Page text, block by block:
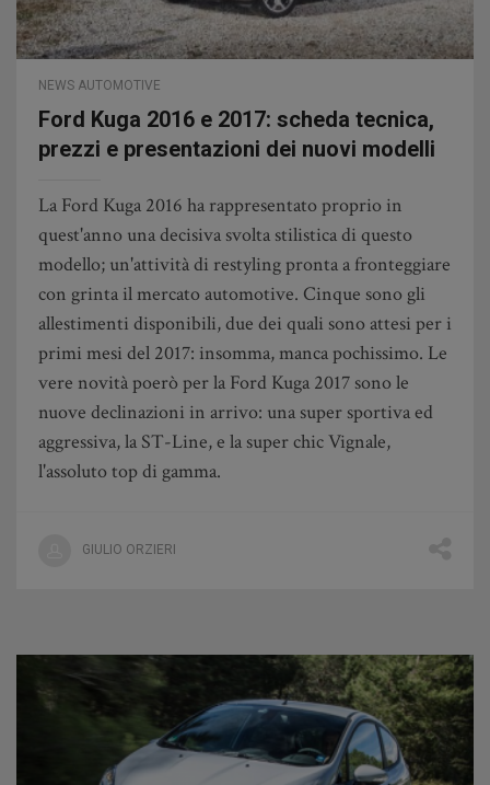
NEWS AUTOMOTIVE
Ford Kuga 2016 e 2017: scheda tecnica,
prezzi e presentazioni dei nuovi modelli
La Ford Kuga 2016 ha rappresentato proprio in
quest'anno una decisiva svolta stilistica di questo
modello; un'attività di restyling pronta a fronteggiare
con grinta il mercato automotive. Cinque sono gli
allestimenti disponibili, due dei quali sono attesi per i
primi mesi del 2017: insomma, manca pochissimo. Le
vere novità poerò per la Ford Kuga 2017 sono le
nuove declinazioni in arrivo: una super sportiva ed
aggressiva, la ST-Line, e la super chic Vignale,
l'assoluto top di gamma.
GIULIO ORZIERI